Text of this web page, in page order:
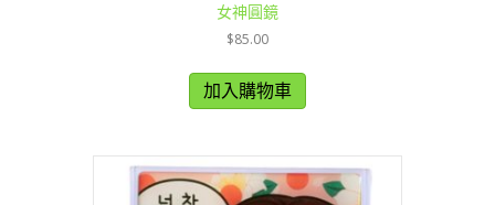
女神圓鏡
$85.00
加入購物車